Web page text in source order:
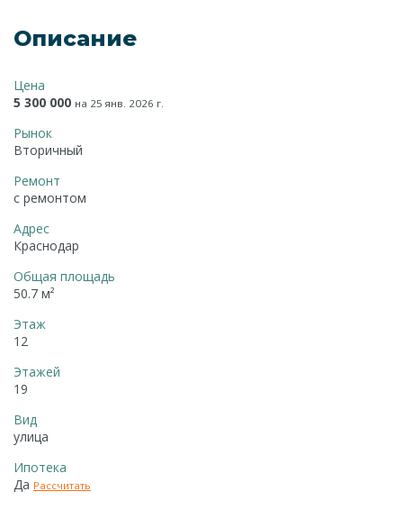
Описание
Цена
5 300 000 на 25 янв. 2026 г.
Рынок
Вторичный
Ремонт
с ремонтом
Адрес
Краснодар
Общая площадь
50.7 м²
Этаж
12
Этажей
19
Вид
улица
Ипотека
Да Рассчитать